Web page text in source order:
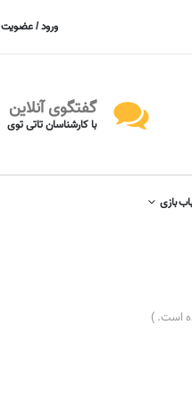
ورود / عضویت
گفتگوی آنلاین
با کارشناسان تاتی توی
بازی
است. )